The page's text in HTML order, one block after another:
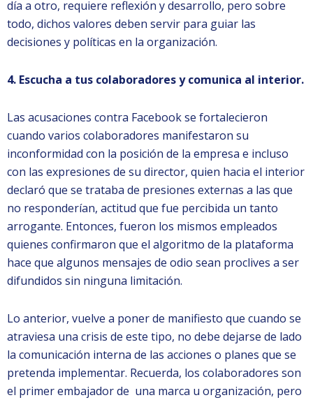
día a otro, requiere reflexión y desarrollo, pero sobre
todo, dichos valores deben servir para guiar las
decisiones y políticas en la organización.
4. Escucha a tus colaboradores y comunica al interior.
Las acusaciones contra Facebook se fortalecieron
cuando varios colaboradores manifestaron su
inconformidad con la posición de la empresa e incluso
con las expresiones de su director, quien hacia el interior
declaró que se trataba de presiones externas a las que
no responderían, actitud que fue percibida un tanto
arrogante. Entonces, fueron los mismos empleados
quienes confirmaron que el algoritmo de la plataforma
hace que algunos mensajes de odio sean proclives a ser
difundidos sin ninguna limitación.
Lo anterior, vuelve a poner de manifiesto que cuando se
atraviesa una crisis de este tipo, no debe dejarse de lado
la comunicación interna de las acciones o planes que se
pretenda implementar. Recuerda, los colaboradores son
el primer embajador de una marca u organización, pero